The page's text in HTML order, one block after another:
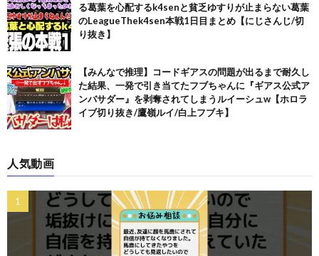
る葛葉を心配するk4senと貧乏ゆすりが止まらない葛葉
のLeagueThek4sen本戦1日目まとめ【にじさんじ/切
り抜き】
【みんなで推理】コードギアスの問題が出るまで耐久し
た結果、一発で引き当てたフブちゃんに『ギアス公式ア
ンバサダー』を剥奪されてしまうルイーシュw【ホロラ
イブ切り抜き/鷹嶺ルイ/白上フブキ】
人気動画